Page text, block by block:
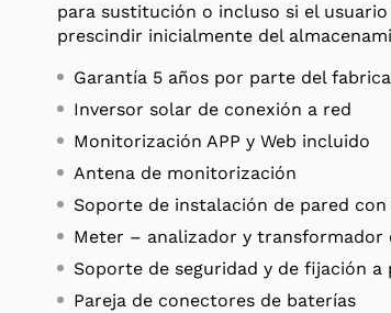
para sustitución o incluso si el
prescindir inicialmente del
Garantía 5 años por parte del
Inversor solar de conexión a red
Monitorización APP y Web incluido
Antena de monitorización
Soporte de instalación de pared
Meter – analizador y transformador
Soporte de seguridad y de fijación
Pareja de conectores de baterías